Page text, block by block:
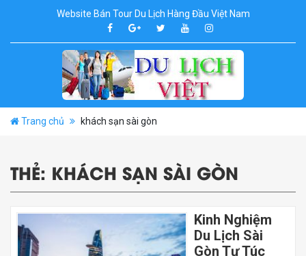
Website Bán Tour Du Lịch Hàng Đầu Việt Nam
Trang chủ khách sạn sài gòn
THẺ: KHÁCH SẠN SÀI GÒN
Kinh Nghiệm
Du Lịch Sài
Gòn Tự Túc